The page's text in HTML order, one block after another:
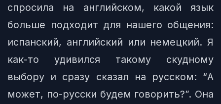
спросила на английском, какой язык
больше подходит для нашего общения:
испанский, английский или немецкий. Я
как-то удивился такому скудному
выбору и сразу сказал на русском: “А
может, по-русски будем говорить?”. Она